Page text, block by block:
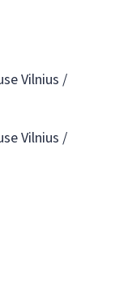
Vilnius /
Vilnius /